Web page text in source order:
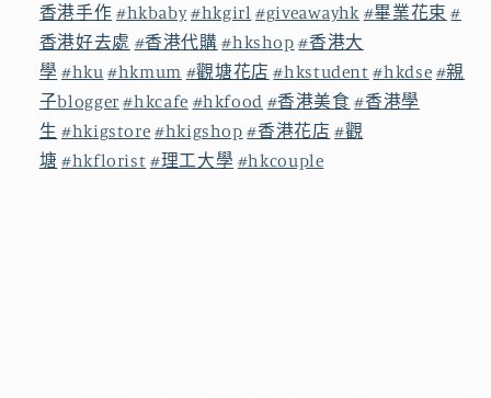
觀
塘
花
店
數
量
觀
塘
花
店
數
量
香港手作 #hkbaby#hkgirl #giveawayhk #畢業花束 #
香港好去處 #香港代購 #hkshop #香港大
學 #hku #hkmum #觀塘花店 #hkstudent #hkdse #親
子blogger #hkcafe #hkfood #香港美食 #香港學
生 #hkigstore #hkigshop #香港花店 #觀
塘 #hkflorist #理工大學 #hkcouple